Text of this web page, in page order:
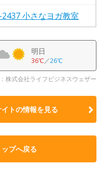
小さなヨガ教室
明日
36℃／26℃
株式会社ライフビジネスウェザー
トの情報を見る
プへ戻る